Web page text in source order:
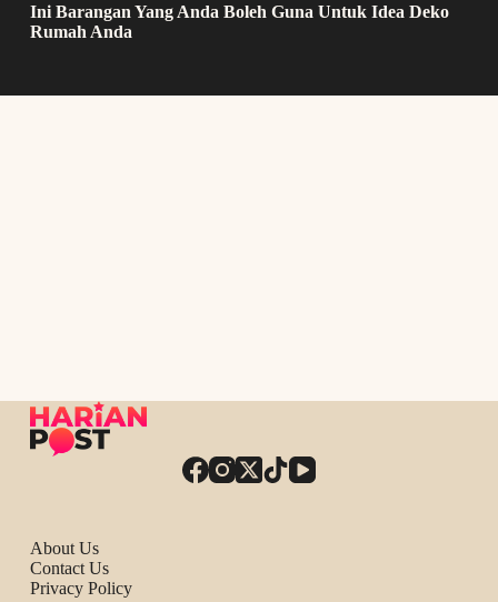
Ini Barangan Yang Anda Boleh Guna Untuk Idea Deko
Rumah Anda
About Us
Contact Us
Privacy Policy